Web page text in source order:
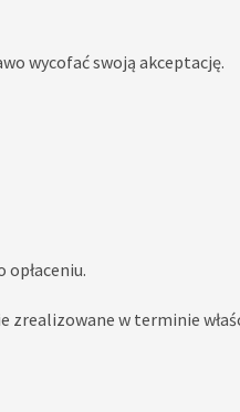
wycofać swoją akceptację.
w terminie